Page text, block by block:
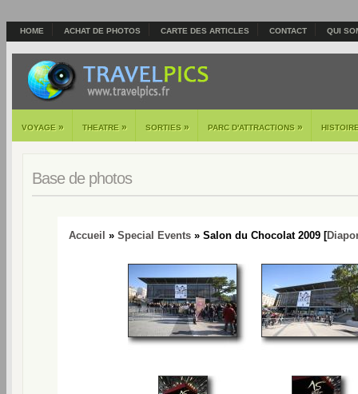
HOME ACHAT DE PHOTOS CARTE DES ARTICLES CONTACT QUI
VOYAGE » THEATRE » SORTIES » PARC D'ATTRACTIONS »
Base de photos
Accueil » Special Events » Salon du Chocolat 2009 [